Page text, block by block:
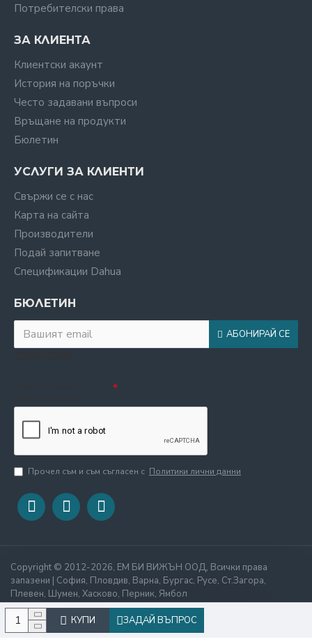
КУПИ ЗАДАЙ ВЪПРОС
Потребителски права
ЗА КЛИЕНТА
Клиентски акаунт
История на поръчки
Често задавани въпроси
Връщане на продукти
Бюлетин
УСЛУГИ ЗА КЛИЕНТИ
Свържи се с нас
Карта на сайта
Производители
Подай запитване
Спецификации Dahua
БЮЛЕТИН
АБОНИРАЙ СЕ
Прочел съм и съм съгласен с Политики лични данни
Copyright © 2012-2026, ЕМ БИ ВИЖЪН ООД, Всички права
запазени | София, Пловдив, Варна, Бургас, Русе, Ст.Загора,
Плевен, Шумен, Хасково, Перник, Ямбол